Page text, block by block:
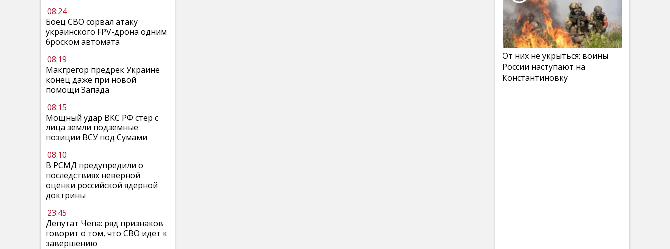
08:24
Боец СВО сорвал атаку
украинского FPV-дрона одним
броском автомата
08:19
Макгрегор предрек Украине
конец даже при новой
помощи Запада
08:15
Мощный удар ВКС РФ стер с
лица земли подземные
позиции ВСУ под Сумами
08:10
В РСМД предупредили о
последствиях неверной
оценки российской ядерной
доктрины
23:45
Депутат Чепа: ряд признаков
говорит о том, что СВО идет к
завершению
От них не укрыться: воины
России наступают на
Константиновку